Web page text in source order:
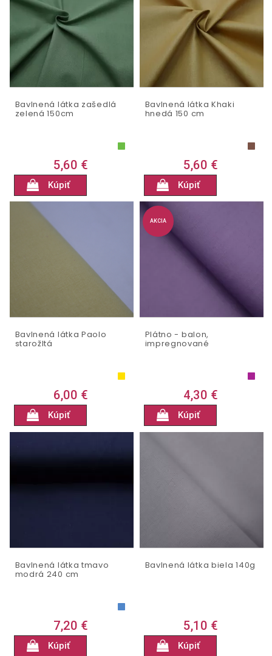
Bavlnená látka zašedlá
zelená 150cm
5,60 €
Kúpiť
Bavlnená látka Khaki
hnedá 150 cm
5,60 €
Kúpiť
Bavlnená látka Paolo
starožltá
6,00 €
Kúpiť
AKCIA
Plátno - balon,
impregnované
4,30 €
Kúpiť
Bavlnená látka tmavo
modrá 240 cm
7,20 €
Kúpiť
Bavlnená látka biela 140g
5,10 €
Kúpiť